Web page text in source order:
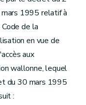
1995 relatif à
de la
en vue de
aux
wallonne, lequel
du 30 mars 1995
: